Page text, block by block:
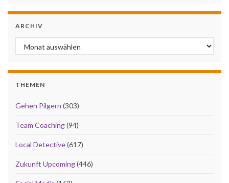
ARCHIV
Archiv
THEMEN
Gehen Pilgern (303)
Team Coaching(94)
Local Detective(617)
Zukunft Upcoming(446)